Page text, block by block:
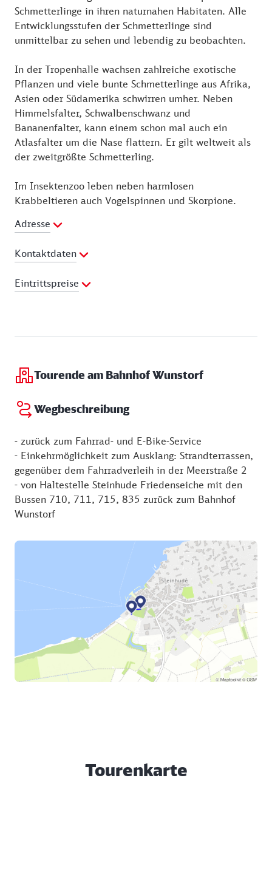
Schmetterlinge in ihren naturnahen Habitaten. Alle
Entwicklungsstufen der Schmetterlinge sind
unmittelbar zu sehen und lebendig zu beobachten.
In der Tropenhalle wachsen zahlreiche exotische
Pflanzen und viele bunte Schmetterlinge aus Afrika,
Asien oder Südamerika schwirren umher. Neben
Himmelsfalter, Schwalbenschwanz und
Bananenfalter, kann einem schon mal auch ein
Atlasfalter um die Nase flattern. Er gilt weltweit als
der zweitgrößte Schmetterling.
Im Insektenzoo leben neben harmlosen
Krabbeltieren auch Vogelspinnen und Skorpione.
Adresse
Kontaktdaten
Telefon:05033 939451
E-Mail Adresse:
Eintrittspreise
Kinder: 6 €
Tourende am Bahnhof Wunstorf
Wegbeschreibung
- zurück zum Fahrrad- und E-Bike-Service
- Einkehrmöglichkeit zum Ausklang: Strandterrassen,
gegenüber dem Fahrradverleih in der Meerstraße 2
- von Haltestelle Steinhude Friedenseiche mit den
Bussen 710, 711, 715, 835 zurück zum Bahnhof
Wunstorf
Tourenkarte